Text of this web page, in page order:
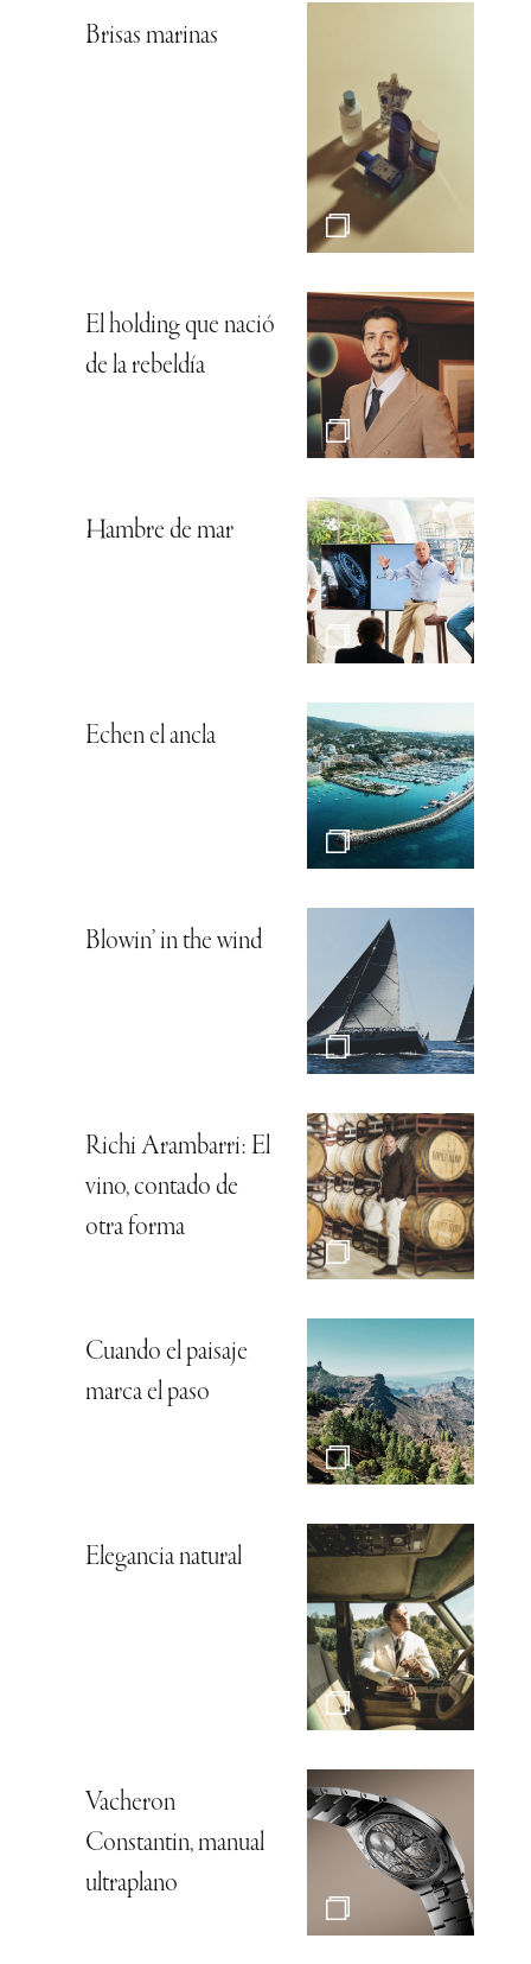
Brisas marinas
El holding que nació
de la rebeldía
Hambre de mar
Echen el ancla
Blowin’ in the wind
Richi Arambarri: El
vino, contado de
otra forma
Cuando el paisaje
marca el paso
Elegancia natural
Vacheron
Constantin, manual
ultraplano